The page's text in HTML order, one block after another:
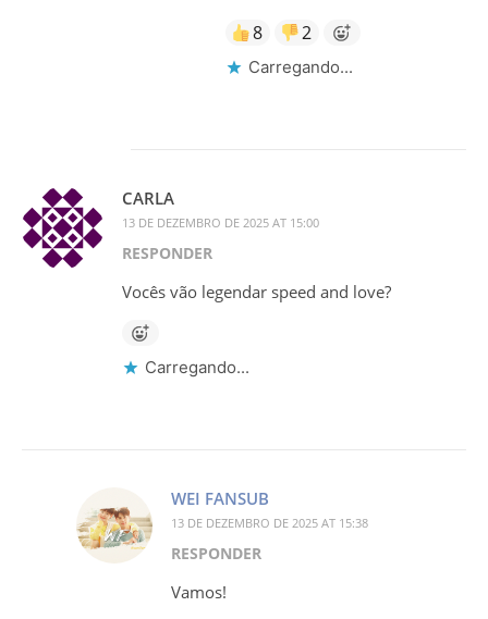
8 2
Carregando...
CARLA
13 DE DEZEMBRO DE 2025 AT 15:00
RESPONDER
Vocês vão legendar speed and love?
Carregando...
WEI FANSUB
13 DE DEZEMBRO DE 2025 AT 15:38
RESPONDER
Vamos!